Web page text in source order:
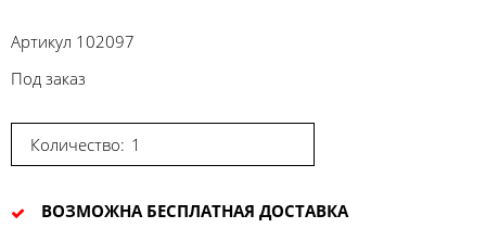
Артикул 102097
Под заказ
Количество:
ВОЗМОЖНА БЕСПЛАТНАЯ ДОСТАВКА